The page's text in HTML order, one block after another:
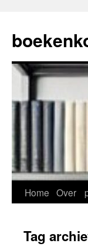
de
inhoud
Home Over
Tag